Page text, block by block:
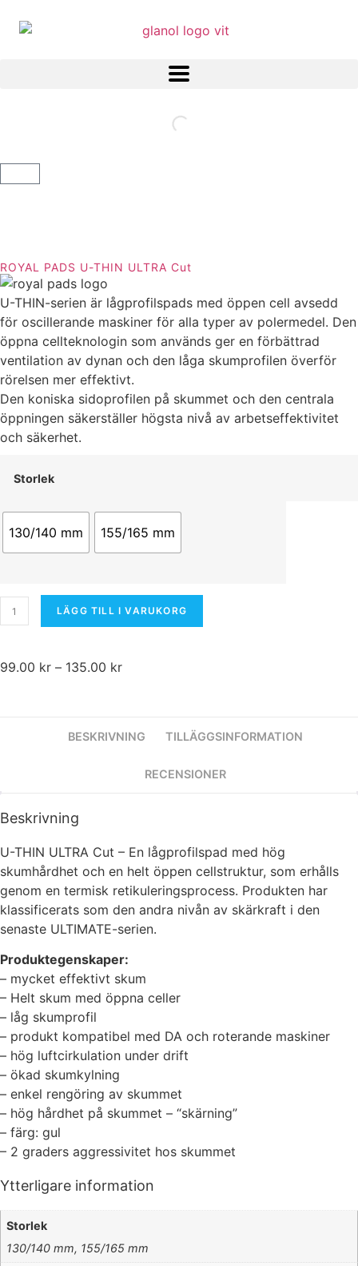
ROYAL PADS U-THIN ULTRA Cut
U-THIN-serien är lågprofilspads med öppen cell avsedd
för oscillerande maskiner för alla typer av polermedel. Den
öppna cellteknologin som används ger en förbättrad
ventilation av dynan och den låga skumprofilen överför
rörelsen mer effektivt.
Den koniska sidoprofilen på skummet och den centrala
öppningen säkerställer högsta nivå av arbetseffektivitet
och säkerhet.
Storlek
130/140 mm 155/165 mm
LÄGG TILL I VARUKORG
99.00 kr – 135.00 kr
BESKRIVNING TILLÄGGSINFORMATION
RECENSIONER
Beskrivning
U-THIN ULTRA Cut – En lågprofilspad med hög
skumhårdhet och en helt öppen cellstruktur, som erhålls
genom en termisk retikuleringsprocess. Produkten har
klassificerats som den andra nivån av skärkraft i den
senaste ULTIMATE-serien.
Produktegenskaper:
– mycket effektivt skum
– Helt skum med öppna celler
– låg skumprofil
– produkt kompatibel med DA och roterande maskiner
– hög luftcirkulation under drift
– ökad skumkylning
– enkel rengöring av skummet
– hög hårdhet på skummet – “skärning”
– färg: gul
– 2 graders aggressivitet hos skummet
Ytterligare information
Storlek
130/140 mm, 155/165 mm
går inte att välja
bort. De
behövs för att
överhuvudtaget
ska fungera.
Statistik
funktionalitet
och
baserat på
hur hemsidan
används.
För att vår
hemsida ska
prestera så
bra som
möjligt under
ditt besök.
Om du nekar
de här
kakorna
kommer viss
funktionalitet
att försvinna
från
Marknadsföring
Genom att dela
med dig av dina